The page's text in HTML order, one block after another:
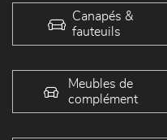
Canapés &
fauteuils
Meubles de
complément